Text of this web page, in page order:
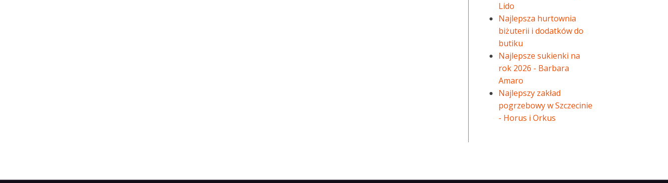
Lido
Najlepsza hurtownia
biżuterii i dodatków do
butiku
Najlepsze sukienki na
rok 2026 - Barbara
Amaro
Najlepszy zakład
pogrzebowy w Szczecinie
- Horus i Orkus